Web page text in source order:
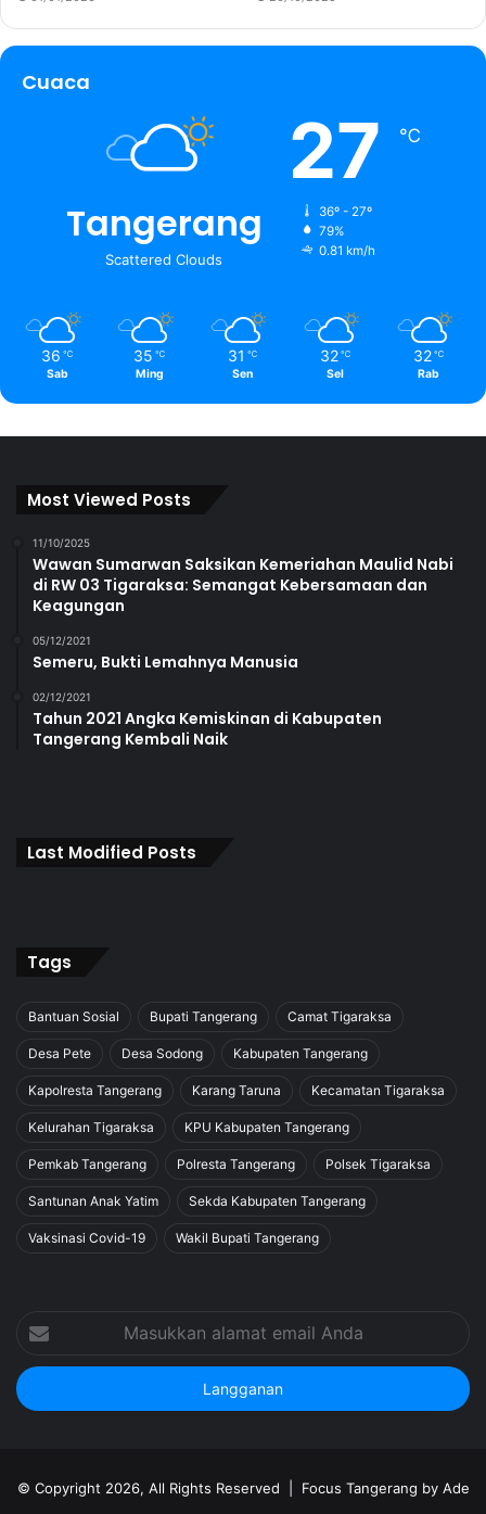
Cuaca
Tangerang
Scattered Clouds
27 ℃
36º - 27º
79%
0.81 km/h
36 ℃
Sab
35 ℃
Ming
31 ℃
Sen
32 ℃
Sel
32 ℃
Rab
Most Viewed Posts
11/10/2025
Wawan Sumarwan Saksikan Kemeriahan Maulid Nabi
di RW 03 Tigaraksa: Semangat Kebersamaan dan
Keagungan
05/12/2021
Semeru, Bukti Lemahnya Manusia
02/12/2021
Tahun 2021 Angka Kemiskinan di Kabupaten
Tangerang Kembali Naik
Last Modified Posts
Tags
Bantuan Sosial Bupati Tangerang Camat Tigaraksa
Desa Pete Desa Sodong Kabupaten Tangerang
Kapolresta Tangerang Karang Taruna Kecamatan Tigaraksa
Kelurahan Tigaraksa KPU Kabupaten Tangerang
Pemkab Tangerang Polresta Tangerang Polsek Tigaraksa
Santunan Anak Yatim Sekda Kabupaten Tangerang
Vaksinasi Covid-19 Wakil Bupati Tangerang
alamat
email
Anda
© Copyright 2026, All Rights Reserved | Focus Tangerang by Ade